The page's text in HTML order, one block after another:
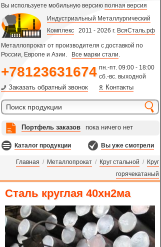
Вы используете мобильную версию полная версия
Индустриальный Металлургический
Комплекс 2011 - 2026 г. ВсяСталь.рф
Металлопрокат от производителя с доставкой по
России, Европе и Азии.
Все марки стали.
+78123631674 пн.-пт. 09:00 - 18:00
сб.-вс. выходной
Заказать обратный звонок Контакты
Портфель заказов пока ничего нет
Каталог продукции Вы уже смотрели
Главная / Металлопрокат / Круг стальной / Круг
горячекатаный
Сталь круглая 40хн2ма